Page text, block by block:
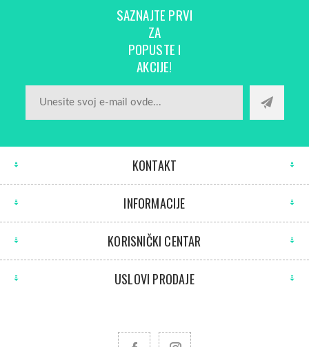
SAZNAJTE PRVI
ZA
POPUSTE I
AKCIJE!
KONTAKT
INFORMACIJE
KORISNIČKI CENTAR
USLOVI PRODAJE